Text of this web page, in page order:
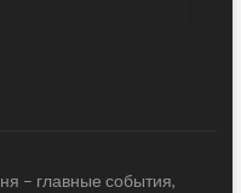
– главные события,